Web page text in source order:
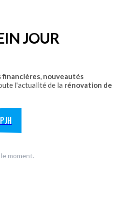
garage sectionnelles, basculantes
JOUR
financières, nouveautés
l'actualité de la rénovation de
moment.